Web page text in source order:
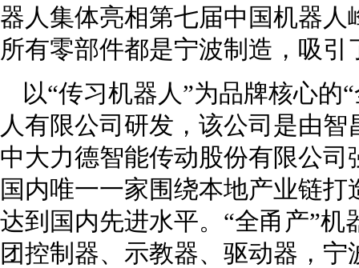
器人集体亮相第七届中国机器人
所有零部件都是宁波制造，吸引
以“传习机器人”为品牌核心的
人有限公司研发，该公司是由
中大力德智能传动股份有限公
国内唯一一家围绕本地产业链
达到国内先进水平。“全甬产”
团控制器、示教器、驱动器，